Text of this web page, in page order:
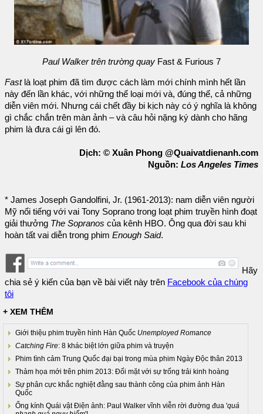
Paul Walker trên trường quay Fast & Furious 7
Fast là loạt phim đã tìm được cách làm mới chính mình hết lần
này đến lần khác, với những thể loại mới và, đúng thế, cả những
diễn viên mới. Nhưng cái chết đầy bi kịch này có ý nghĩa là không
gì chắc chắn trên màn ảnh – và câu hỏi nặng ký dành cho hãng
phim là đưa cái gì lên đó.
Dịch: © Xuân Phong @Quaivatdienanh.com
Nguồn: Los Angeles Times
* James Joseph Gandolfini, Jr. (1961-2013): nam diễn viên người
Mỹ nổi tiếng với vai Tony Soprano trong loạt phim truyền hình đoạt
giải thưởng The Sopranos của kênh HBO. Ông qua đời sau khi
hoàn tất vai diễn trong phim Enough Said.
Hãy
chia sẻ ý kiến của bạn về bài viết này trên Facebook của chúng
tôi
+ XEM THÊM
Giới thiệu phim truyền hình Hàn Quốc Unemployed Romance
Catching Fire: 8 khác biệt lớn giữa phim và truyện
Phim tình cảm Trung Quốc đại bại trong mùa phim Ngày Độc thân 2013
Thảm họa mới trên phim 2013: Đối mặt với sự trống trải kinh hoàng
Sự phân cực khắc nghiệt đằng sau thành công của phim ảnh Hàn
Quốc
Ống kính Quái vật Điện ảnh: Paul Walker vĩnh viễn rời đường đua 'quá